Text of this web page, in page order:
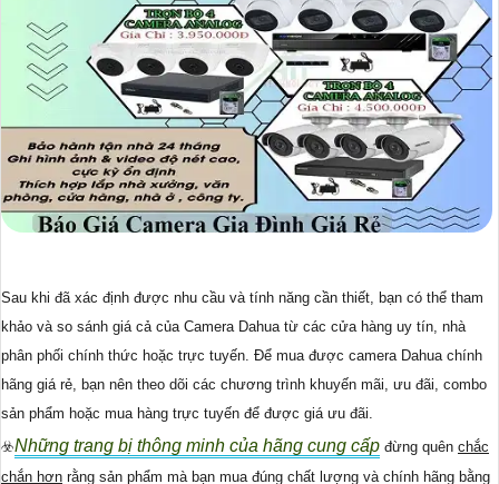
Sau khi đã xác định được nhu cầu và tính năng cần thiết, bạn có thể tham
khảo và so sánh giá cả của Camera Dahua từ các cửa hàng uy tín, nhà
phân phối chính thức hoặc trực tuyến. Để mua được camera Dahua chính
hãng giá rẻ, bạn nên theo dõi các chương trình khuyến mãi, ưu đãi, combo
sản phẩm hoặc mua hàng trực tuyến để được giá ưu đãi.
☣️Những trang bị thông minh của hãng cung cấp đừng quên chắc
chắn hơn rằng sản phẩm mà bạn mua đúng chất lượng và chính hãng bằng